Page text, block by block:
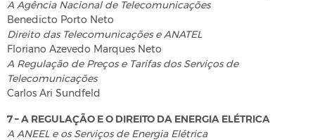
A Agência Nacional de Telecomunicações
Benedicto Porto Neto
Direito das Telecomunicações e ANATEL
Floriano Azevedo Marques Neto
A Regulação de Preços e Tarifas dos Serviços de
Telecomunicações
Carlos Ari Sundfeld
7 – A REGULAÇÃO E O DIREITO DA ENERGIA ELÉTRICA
A ANEEL e os Serviços de Energia Elétrica